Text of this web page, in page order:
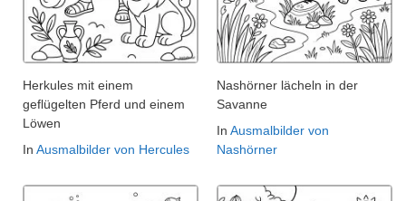
Herkules mit einem
geflügelten Pferd und einem
Löwen
In Ausmalbilder von Hercules
Nashörner lächeln in der
Savanne
In Ausmalbilder von
Nashörner